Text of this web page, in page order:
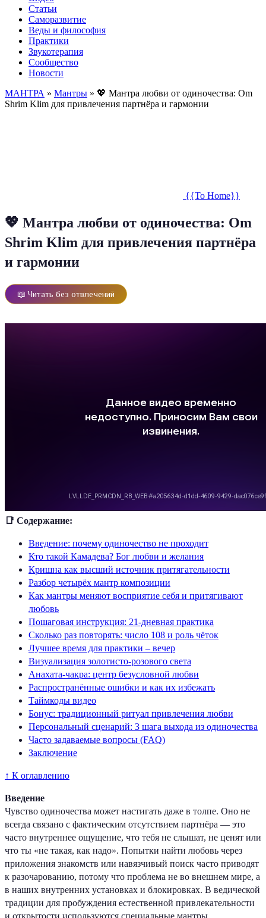
Статьи
Саморазвитие
Веды и философия
Практики
Звукотерапия
Сообщество
Новости
МАНТРА » Мантры » 💖 Мантра любви от одиночества: Om
Shrim Klim для привлечения партнёра и гармонии
{{To Home}}
💖 Мантра любви от одиночества: Om
Shrim Klim для привлечения партнёра
и гармонии
📖 Читать без отвлечений
📑 Содержание:
Введение: почему одиночество не проходит
Кто такой Камадева? Бог любви и желания
Кришна как высший источник притягательности
Разбор четырёх мантр композиции
Как мантры меняют восприятие себя и притягивают
любовь
Пошаговая инструкция: 21-дневная практика
Сколько раз повторять: число 108 и роль чёток
Лучшее время для практики – вечер
Визуализация золотисто-розового света
Анахата-чакра: центр безусловной любви
Распространённые ошибки и как их избежать
Таймкоды видео
Бонус: традиционный ритуал привлечения любви
Персональный сценарий: 3 шага выхода из одиночества
Часто задаваемые вопросы (FAQ)
Заключение
↑ К оглавлению
Введение
Чувство одиночества может настигать даже в толпе. Оно не
всегда связано с фактическим отсутствием партнёра — это
часто внутреннее ощущение, что тебя не слышат, не ценят или
что ты «не такая, как надо». Попытки найти любовь через
приложения знакомств или навязчивый поиск часто приводят
к разочарованию, потому что проблема не во внешнем мире, а
в наших внутренних установках и блокировках. В ведической
традиции для пробуждения естественной привлекательности